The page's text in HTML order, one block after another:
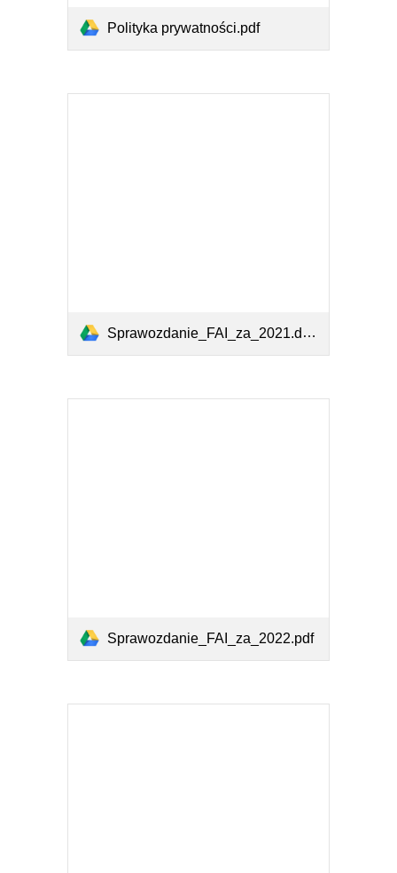
Polityka prywatności.pdf
Sprawozdanie_FAI_za_2021.docx.pdf
Sprawozdanie_FAI_za_2022.pdf